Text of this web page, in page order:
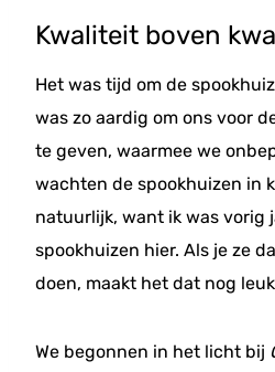
Kwaliteit boven
Het was tijd om de
was zo aardig om ons voor
te geven, waarmee we
wachten de spookhuizen in
natuurlijk, want ik was vorig
spookhuizen hier. Als je ze
doen, maakt het dat nog
We begonnen in het licht bij